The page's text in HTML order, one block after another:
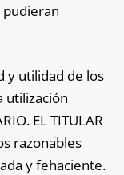
pudieran
y utilidad de los
utilización
EL TITULAR
razonables
y fehaciente.